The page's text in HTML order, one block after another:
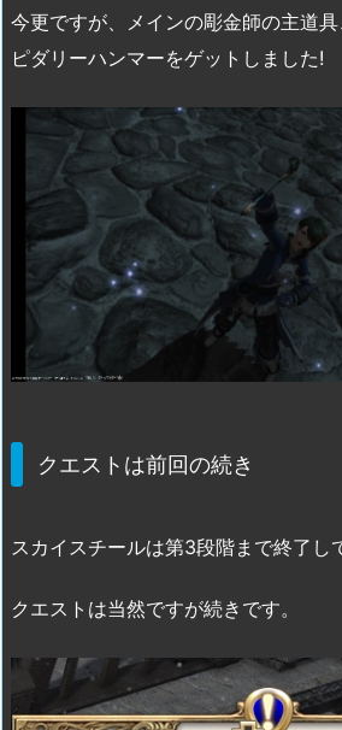
今更ですが、メインの彫金師の主道
ピダリーハンマーをゲットしました!
クエストは前回の続き
スカイスチールは第3段階まで終了し
クエストは当然ですが続きです。